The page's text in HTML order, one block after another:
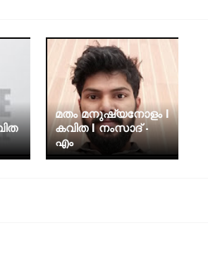
മതം മനുഷ്യനോളം I
കവിത I നംസാദ് -
എം